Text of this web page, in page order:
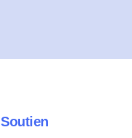
Soutien